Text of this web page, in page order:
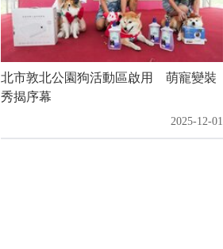
北市敦北公園狗活動區啟用 萌寵變裝
秀揭序幕
2025-12-01